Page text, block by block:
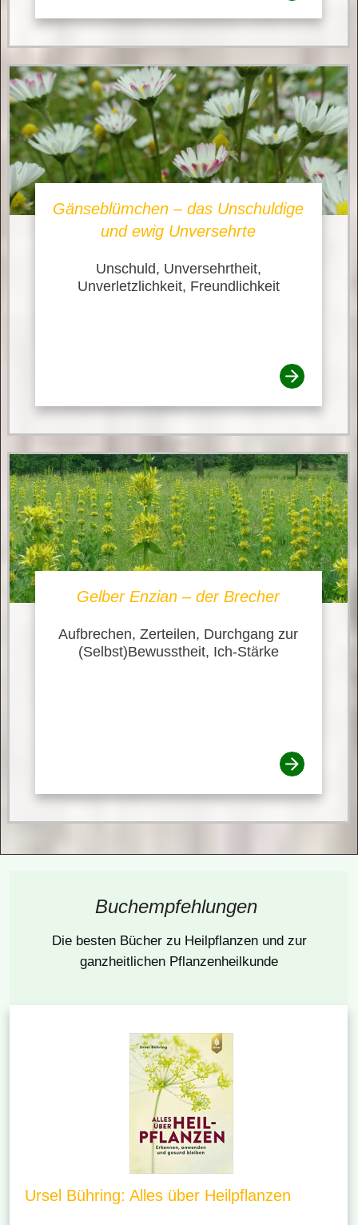
Gänseblümchen – das Unschuldige
und ewig Unversehrte
Unschuld, Unversehrtheit,
Unverletzlichkeit, Freundlichkeit
Gelber Enzian – der Brecher
Aufbrechen, Zerteilen, Durchgang zur
(Selbst)Bewusstheit, Ich-Stärke
Buchempfehlungen
Die besten Bücher zu Heilpflanzen und zur
ganzheitlichen Pflanzenheilkunde
Ursel Bühring: Alles über Heilpflanzen